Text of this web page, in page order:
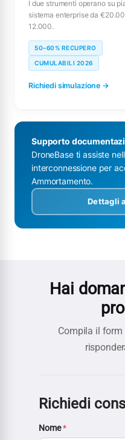
I due strumenti operano su
sistema enterprise da
12.000.
50–60% RECUPERO
CUMULABILI 2026
Richiedi simulazione →
Supporto
DroneBase ti assiste
interconnessione per
Ammortamento.
Dettagli
Hai
Compila il form
Richiedi
Nome*